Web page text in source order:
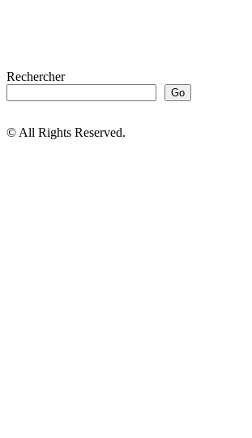
Rechercher
Go
© All Rights Reserved.